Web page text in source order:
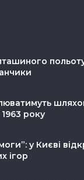
року
у Києві
ігор